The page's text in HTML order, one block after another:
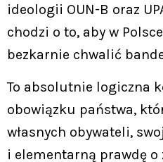
ideologii OUN-B oraz
chodzi o to, aby w
bezkarnie chwalić
To absolutnie logiczna
obowiązku państwa,
własnych obywateli,
i elementarną prawdę